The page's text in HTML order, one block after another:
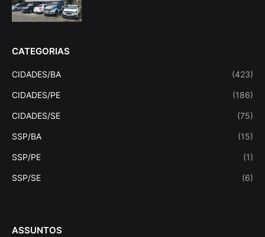
CATEGORIAS
CIDADES/BA (423)
CIDADES/PE (186)
CIDADES/SE (75)
SSP/BA (15)
SSP/PE (1)
SSP/SE (6)
ASSUNTOS